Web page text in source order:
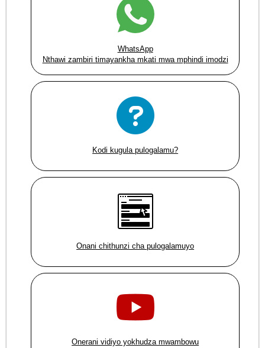
WhatsApp
Nthawi zambiri timayankha mkati mwa mphindi imodzi
Kodi kugula pulogalamu?
Onani chithunzi cha pulogalamuyo
Onerani vidiyo yokhudza mwambowu